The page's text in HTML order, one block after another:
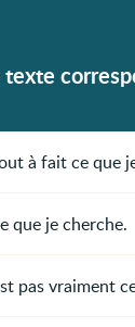
à fait ce que
que je cherche.
pas vraiment